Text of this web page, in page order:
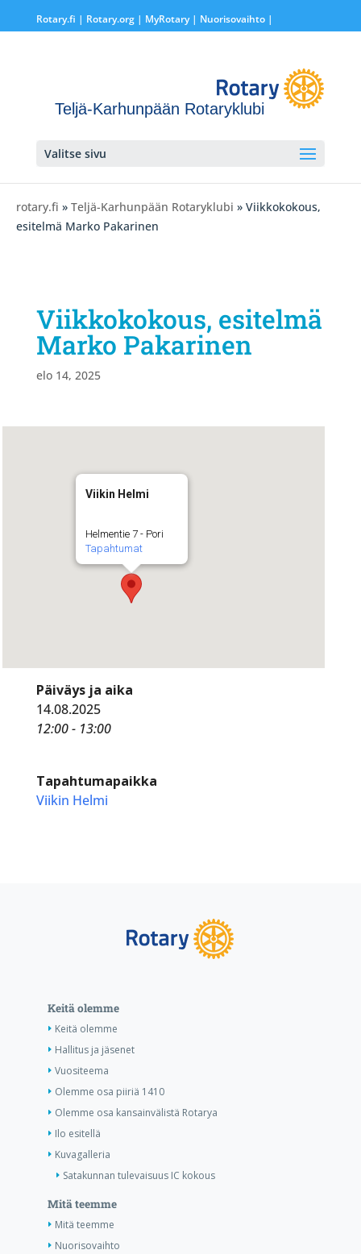
Rotary.fi | Rotary.org| MyRotary | Nuorisovaihto|
Teljä-Karhunpään Rotaryklubi
Valitse sivu
rotary.fi » Teljä-Karhunpään Rotaryklubi » Viikkokokous,
esitelmä Marko Pakarinen
Viikkokokous, esitelmä
Marko Pakarinen
elo 14, 2025
Viikin Helmi
Helmentie 7 - Pori
Tapahtumat
Päiväys ja aika
14.08.2025
12:00 - 13:00
Tapahtumapaikka
Viikin Helmi
Keitä olemme
Keitä olemme
Hallitus ja jäsenet
Vuositeema
Olemme osa piiriä 1410
Olemme osa kansainvälistä Rotarya
Ilo esitellä
Kuvagalleria
Satakunnan tulevaisuus IC kokous
Mitä teemme
Mitä teemme
Nuorisovaihto